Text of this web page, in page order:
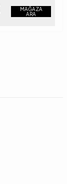
MAĞAZA
ARA